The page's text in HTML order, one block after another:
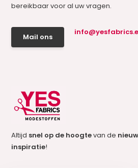
bereikbaar voor al uw vragen.
Mail ons
Altijd snel op de hoogtevan de
inspiratie!